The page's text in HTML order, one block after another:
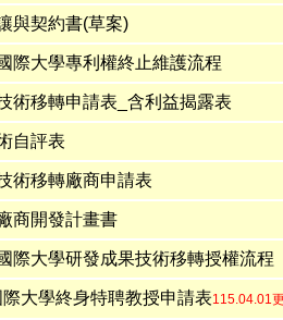
與契約書(草案)
際大學專利權終止維護流程
術移轉申請表_含利益揭露表
自評表
術移轉廠商申請表
商開發計畫書
際大學研發成果技術移轉授權流程
大學終身特聘教授申請表115.04.01